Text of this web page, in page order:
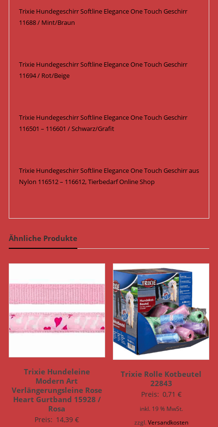
Trixie Hundegeschirr Softline Elegance One Touch Geschirr
11688 / Mint/Braun
Trixie Hundegeschirr Softline Elegance One Touch Geschirr
11694 / Rot/Beige
Trixie Hundegeschirr Softline Elegance One Touch Geschirr
116501 – 116601 / Schwarz/Grafit
Trixie Hundegeschirr Softline Elegance One Touch Geschirr aus
Nylon 116512 – 116612, Tierbedarf Online Shop
Ähnliche Produkte
Trixie Hundeleine
Modern Art
Verlängerungsleine Rose
Heart Gurtband 15928 /
Rosa
Preis: 14,39€
Trixie Rolle Kotbeutel
22843
Preis: 0,71 €
inkl. 19 % MwSt.
zzgl. Versandkosten